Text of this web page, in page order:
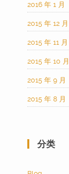
2016 年 1 月
2015 年 12 月
2015 年 11 月
2015 年 10 月
2015 年 9 月
2015 年 8 月
分类